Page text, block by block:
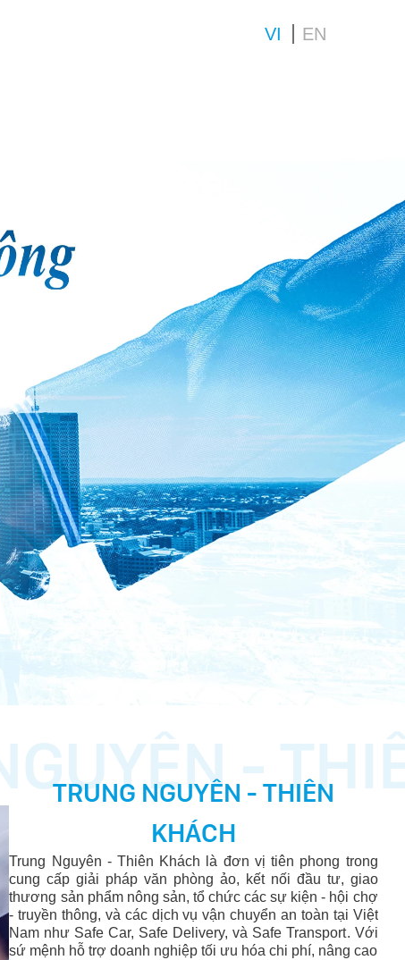
VI EN
TRUNG NGUYÊN - THIÊN
KHÁCH
-
Trung Nguyên - Thiên Khách là đơn vị tiên phong trong
cung cấp giải pháp văn phòng ảo, kết nối đầu tư, giao
thương sản phẩm nông sản, tổ chức các sự kiện - hội chợ
- truyền thông, và các dịch vụ vận chuyển an toàn tại Việt
Nam như Safe Car, Safe Delivery, và Safe Transport. Với
sứ mệnh hỗ trợ doanh nghiệp tối ưu hóa chi phí, nâng cao